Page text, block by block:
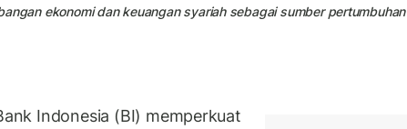
ekonomi dan keuangan syariah sebagai sumber pertumbuhan
Indonesia (BI) memperkuat